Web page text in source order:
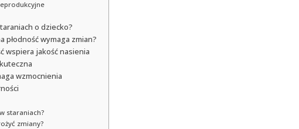
o dziecko?
płodność wymaga zmian?
wspiera jakość nasienia
wzmocnienia
staraniach?
zmiany?